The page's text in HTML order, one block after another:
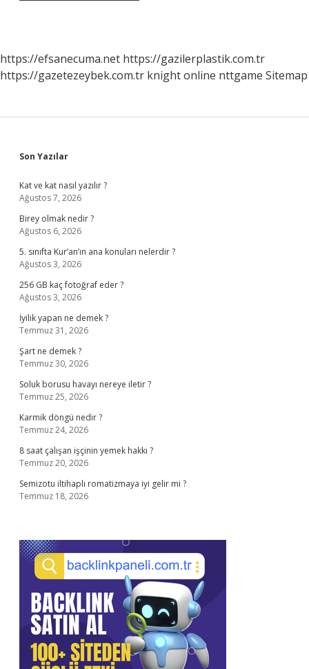
https://efsanecuma.net https://gazilerplastik.com.tr
https://gazetezeybek.com.tr knight online nttgame Sitemap
Sidebar
Son Yazılar
Kat ve kat nasıl yazılır ?
Ağustos 7, 2026
Birey olmak nedir ?
Ağustos 6, 2026
5. sınıfta Kur’an’ın ana konuları nelerdir ?
Ağustos 3, 2026
256 GB kaç fotoğraf eder ?
Ağustos 3, 2026
İyilik yapan ne demek ?
Temmuz 31, 2026
Şart ne demek ?
Temmuz 30, 2026
Soluk borusu havayı nereye iletir ?
Temmuz 25, 2026
Karmik döngü nedir ?
Temmuz 24, 2026
8 saat çalışan işçinin yemek hakkı ?
Temmuz 20, 2026
Semizotu iltihaplı romatizmaya iyi gelir mi ?
Temmuz 18, 2026